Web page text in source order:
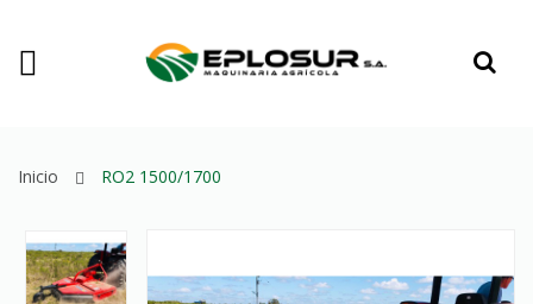
Inicio RO2 1500/1700